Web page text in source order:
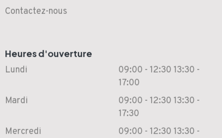
Contactez-nous
Heures d'ouverture
Lundi
09:00 - 12:30 13:30 -
17:00
Mardi
09:00 - 12:30 13:30 -
17:30
Mercredi
09:00 - 12:30 13:30 -